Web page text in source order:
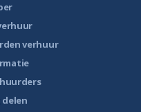
verhuur
delen